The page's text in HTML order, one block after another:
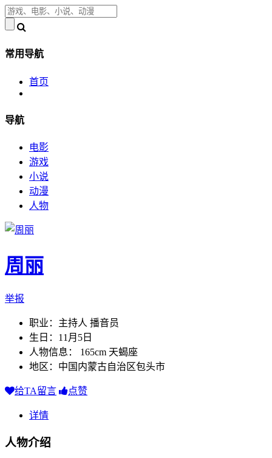
常用导航
首页
导航
电影
游戏
小说
动漫
人物
周丽
举报
职业：主持人 播音员
生日：11月5日
人物信息： 165cm 天蝎座
地区：中国内蒙古自治区包头市
给TA留言 点赞
详情
人物介绍